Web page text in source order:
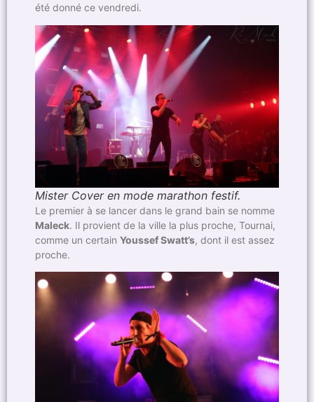
été donné ce vendredi.
Mister Cover en mode marathon festif.
Le premier à se lancer dans le grand bain se nomme
Maleck. Il provient de la ville la plus proche, Tournai,
comme un certain Youssef Swatt’s, dont il est assez
proche.